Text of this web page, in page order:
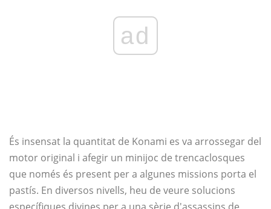
ad
És insensat la quantitat de Konami es va arrossegar del
motor original i afegir un minijoc de trencaclosques
que només és present per a algunes missions porta el
pastís. En diversos nivells, heu de veure solucions